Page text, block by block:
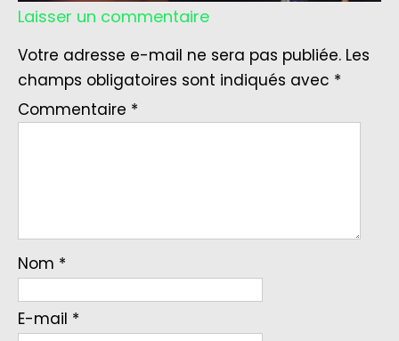
Laisser un commentaire
Votre adresse e-mail ne sera pas publiée. Les
champs obligatoires sont indiqués avec *
Commentaire *
Nom *
E-mail *